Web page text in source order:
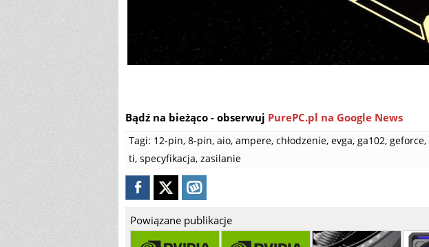
Bądź na bieżąco - obserwuj PurePC.pl na Google News
Tagi: 12-pin, 8-pin, aio, ampere, chłodzenie, evga, ga102, geforce,
ti, specyfikacja, zasilanie
Powiązane publikacje